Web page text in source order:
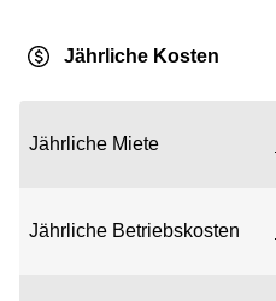
Jährliche Kosten
Jährliche Miete
Jährliche Betriebskosten